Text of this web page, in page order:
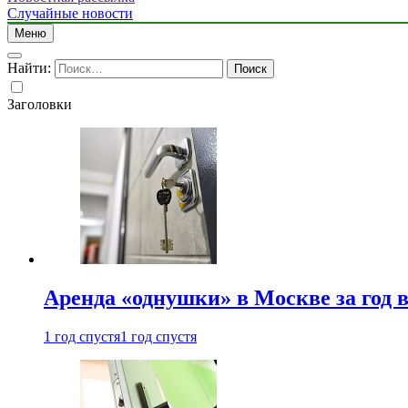
Случайные новости
Меню
Найти:
Заголовки
Аренда «однушки» в Москве за год
1 год спустя1 год спустя